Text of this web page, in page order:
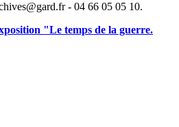
- 04 66 05 05 10.
"Le temps de la guerre.